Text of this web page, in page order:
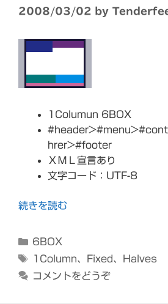
2008/03/02 by
1Columun 6BOX
hrer>#footer
ＸＭＬ宣言あり
文字コード：UTF-8
続きを読む
カ
テ
6BOX
タ
グ
1Column、 Fixed、
Halves
コメントをどうぞ